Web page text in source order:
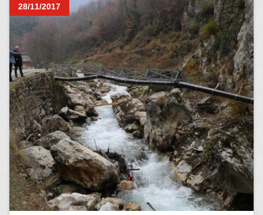
28/11/2017